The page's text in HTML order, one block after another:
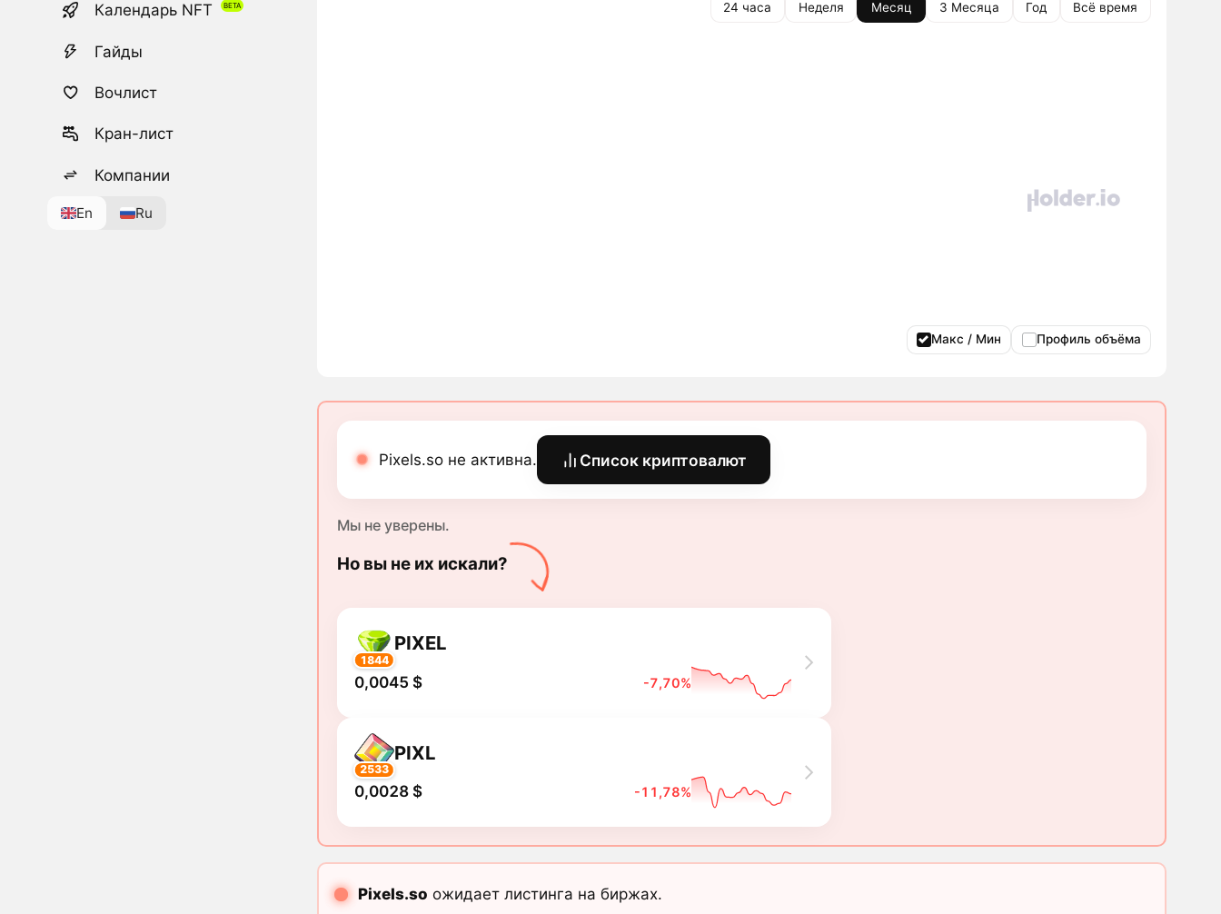
Календарь NFT
Гайды
Вочлист
Кран-лист
Компании
En Ru
24 часа Неделя Месяц 3 Месяца Год Всё время
Макс / Мин Профиль объёма
Pixels.so не активна. Список криптовалют
Мы не уверены.
Но вы не их искали?
1844
PIXEL
0,0045 $ -7,70%
2533
PIXL
0,0028 $ -11,78%
Pixels.so ожидает листинга на биржах.